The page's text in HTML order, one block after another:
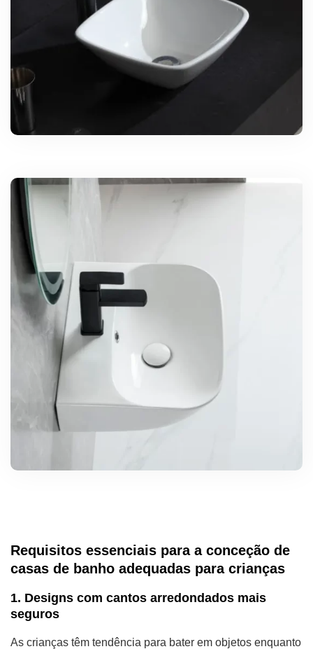
Requisitos essenciais para a conceção de
casas de banho adequadas para crianças
1. Designs com cantos arredondados mais
seguros
As crianças têm tendência para bater em objetos enquanto